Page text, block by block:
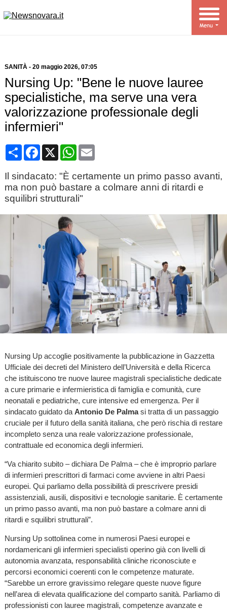
SANITÀ- 20 maggio 2026, 07:05
Nursing Up: "Bene le nuove lauree
specialistiche, ma serve una vera
valorizzazione professionale degli
infermieri"
CondividiFacebook
X WhatsApp
Email
Il sindacato: "È certamente un primo passo avanti,
ma non può bastare a colmare anni di ritardi e
squilibri strutturali"
Nursing Up accoglie positivamente la pubblicazione in Gazzetta
Ufficiale dei decreti del Ministero dell’Università e della Ricerca
che istituiscono tre nuove lauree magistrali specialistiche dedicate
a cure primarie e infermieristica di famiglia e comunità, cure
neonatali e pediatriche, cure intensive ed emergenza. Per il
sindacato guidato da Antonio De Palmasi tratta di un passaggio
cruciale per il futuro della sanità italiana, che però rischia di restare
incompleto senza una reale valorizzazione professionale,
contrattuale ed economica degli infermieri.
“Va chiarito subito – dichiara De Palma – che è improprio parlare
di infermieri prescrittori di farmaci come avviene in altri Paesi
europei. Qui parliamo della possibilità di prescrivere presidi
assistenziali, ausili, dispositivi e tecnologie sanitarie. È certamente
un primo passo avanti, ma non può bastare a colmare anni di
ritardi e squilibri strutturali”.
Nursing Up sottolinea come in numerosi Paesi europei e
nordamericani gli infermieri specialisti operino già con livelli di
autonomia avanzata, responsabilità cliniche riconosciute e
percorsi economici coerenti con le competenze maturate.
“Sarebbe un errore gravissimo relegare queste nuove figure
nell’area di elevata qualificazione del comparto sanità. Parliamo di
professionisti con lauree magistrali, competenze avanzate e